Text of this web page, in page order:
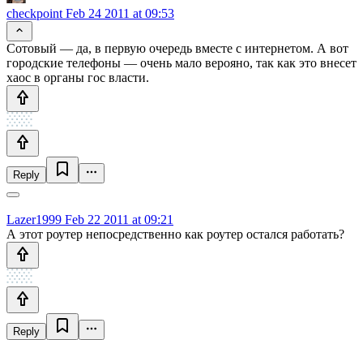
checkpoint Feb 24 2011 at 09:53
Сотовый — да, в первую очередь вместе с интернетом. А вот
городские телефоны — очень мало верояно, так как это внесет
хаос в органы гос власти.
Reply
Lazer1999 Feb 22 2011 at 09:21
А этот роутер непосредственно как роутер остался работать?
Reply